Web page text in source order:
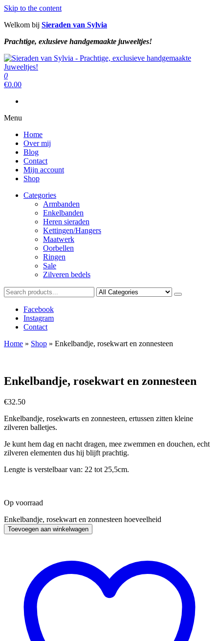
Skip to the content
Welkom bij Sieraden van Sylvia
Prachtige, exlusieve handgemaakte juweeltjes!
Sieraden van Sylvia
Prachtige, exclusieve handgemaakte juweeltjes!
Sieraden van Sylvia
Prachtige, exclusieve handgemaakte juweeltjes!
0
€0.00
Menu
Home
Over mij
Blog
Contact
Mijn account
Shop
Categories
Armbanden
Enkelbanden
Heren sieraden
Kettingen/Hangers
Maatwerk
Oorbellen
Ringen
Sale
Zilveren bedels
Facebook
Instagram
Contact
Home » Shop » Enkelbandje, rosekwart en zonnesteen
Enkelbandje, rosekwart en zonnesteen
€32.50
Enkelbandje, rosekwarts en zonnesteen, ertussen zitten kleine
zilveren balletjes.
Je kunt hem dag en nacht dragen, mee zwemmen en douchen, echt
zilveren elementen dus hij blijft prachtig.
Lengte is verstelbaar van: 22 tot 25,5cm.
Op voorraad
Enkelbandje, rosekwart en zonnesteen hoeveelheid
Toevoegen aan winkelwagen